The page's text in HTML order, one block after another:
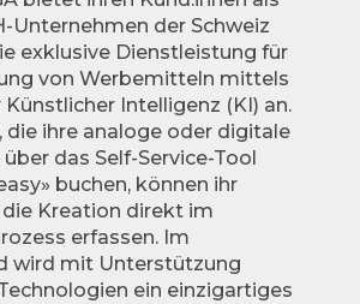
Unternehmen der Schweiz
exklusive Dienstleistung für
von Werbemitteln mittels
Intelligenz (KI) an.
die ihre analoge oder digitale
das Self-Service-Tool
buchen, können ihr
Kreation direkt im
erfassen. Im
wird mit Unterstützung
ein einzigartiges